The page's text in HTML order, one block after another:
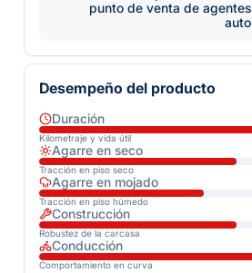
punto de venta de
Desempeño del producto
Duración
Kilometraje y vida útil
Agarre en seco
Tracción en piso seco
Agarre en mojado
Tracción en piso húmedo
Construcción
Robustez de la carcasa
Conducción
Comportamiento en curva